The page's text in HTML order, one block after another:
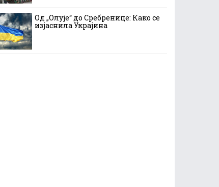
Од „Олује“ до Сребренице: Како се
изјаснила Украјина